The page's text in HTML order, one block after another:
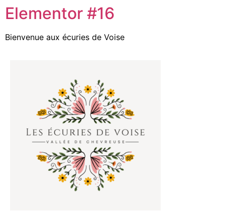
Elementor #16
Bienvenue aux écuries de Voise